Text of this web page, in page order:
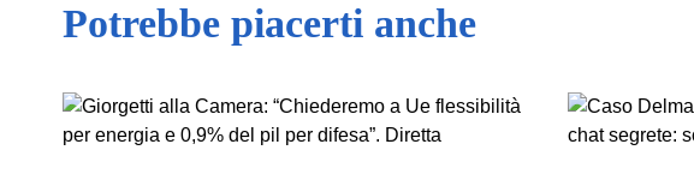
Potrebbe piacerti anche